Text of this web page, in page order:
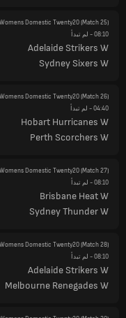
Womens Domestic Twenty20 (Match 25)
08:10- لم تبدأ
Adelaide Strikers W
Sydney Sixers W
Womens Domestic Twenty20 (Match 26)
04:40- لم تبدأ
Hobart Hurricanes W
Perth Scorchers W
Womens Domestic Twenty20 (Match 27)
08:10- لم تبدأ
Brisbane Heat W
Sydney Thunder W
Womens Domestic Twenty20 (Match 28)
08:10- لم تبدأ
Adelaide Strikers W
Melbourne Renegades W